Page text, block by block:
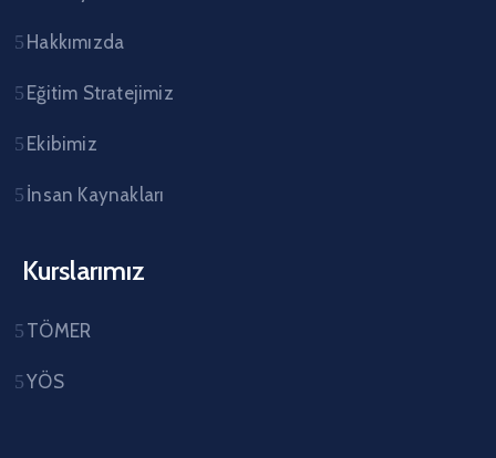
Hakkımızda
Eğitim Stratejimiz
Ekibimiz
İnsan Kaynakları
Kurslarımız
TÖMER
YÖS